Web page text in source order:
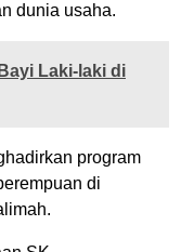
dunia usaha.
Laki-laki di
program
di